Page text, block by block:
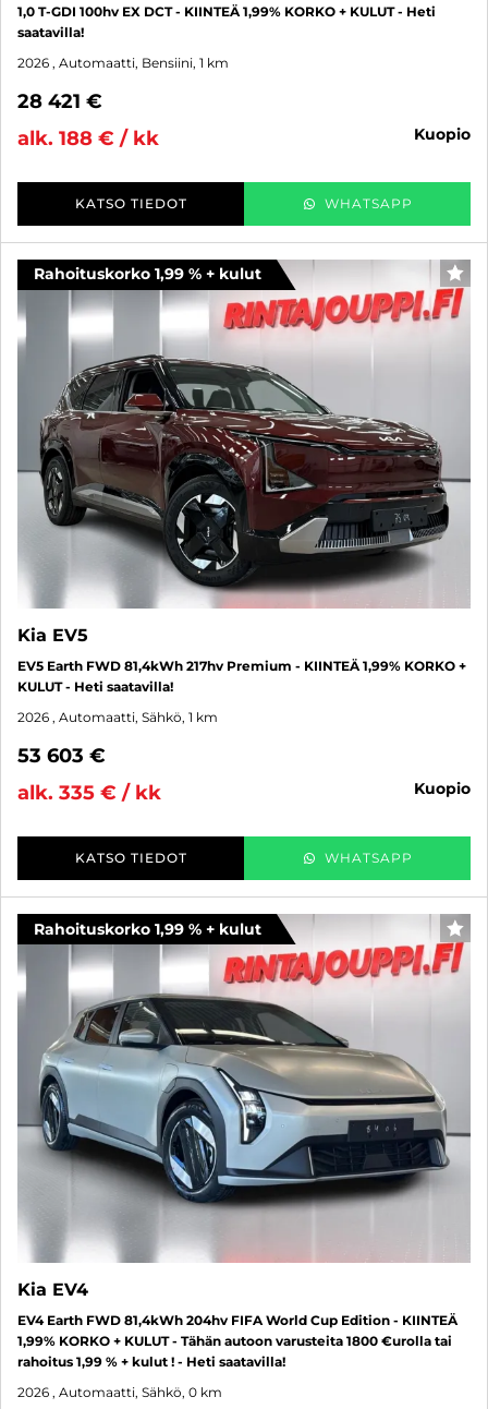
1,0 T-GDI 100hv EX DCT - KIINTEÄ 1,99% KORKO + KULUT - Heti
saatavilla!
2026 , Automaatti, Bensiini, 1 km
28 421 €
alk. 188 € / kk
kuopio
KATSO TIEDOT WHATSAPP
Rahoituskorko 1,99 % + kulut
Kia EV5
EV5 Earth FWD 81,4kWh 217hv Premium - KIINTEÄ 1,99% KORKO +
KULUT - Heti saatavilla!
2026 , Automaatti, Sähkö, 1 km
53 603 €
alk. 335 € / kk
kuopio
KATSO TIEDOT WHATSAPP
Rahoituskorko 1,99 % + kulut
Kia EV4
EV4 Earth FWD 81,4kWh 204hv FIFA World Cup Edition - KIINTEÄ
1,99% KORKO + KULUT - Tähän autoon varusteita 1800 €urolla tai
rahoitus 1,99 % + kulut ! - Heti saatavilla!
2026 , Automaatti, Sähkö, 0 km